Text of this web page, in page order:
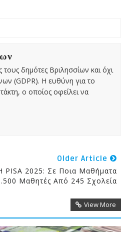
δημότες Βριλησσίων και όχι
(GDPR). Η ευθύνη για το
ο οποίος οφείλει να
Older Article
PISA 2025: Σε Ποια Μαθήματα
Μαθητές Από 245 Σχολεία
View More